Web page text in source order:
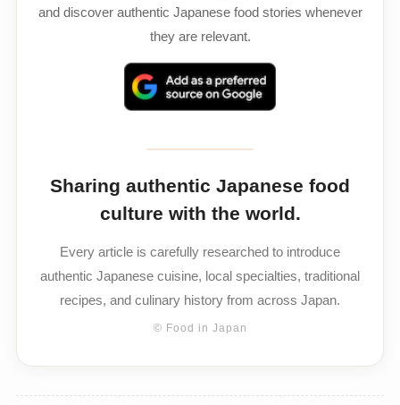
and discover authentic Japanese food stories whenever
they are relevant.
Sharing authentic Japanese food
culture with the world.
Every article is carefully researched to introduce
authentic Japanese cuisine, local specialties, traditional
recipes, and culinary history from across Japan.
© Food in Japan